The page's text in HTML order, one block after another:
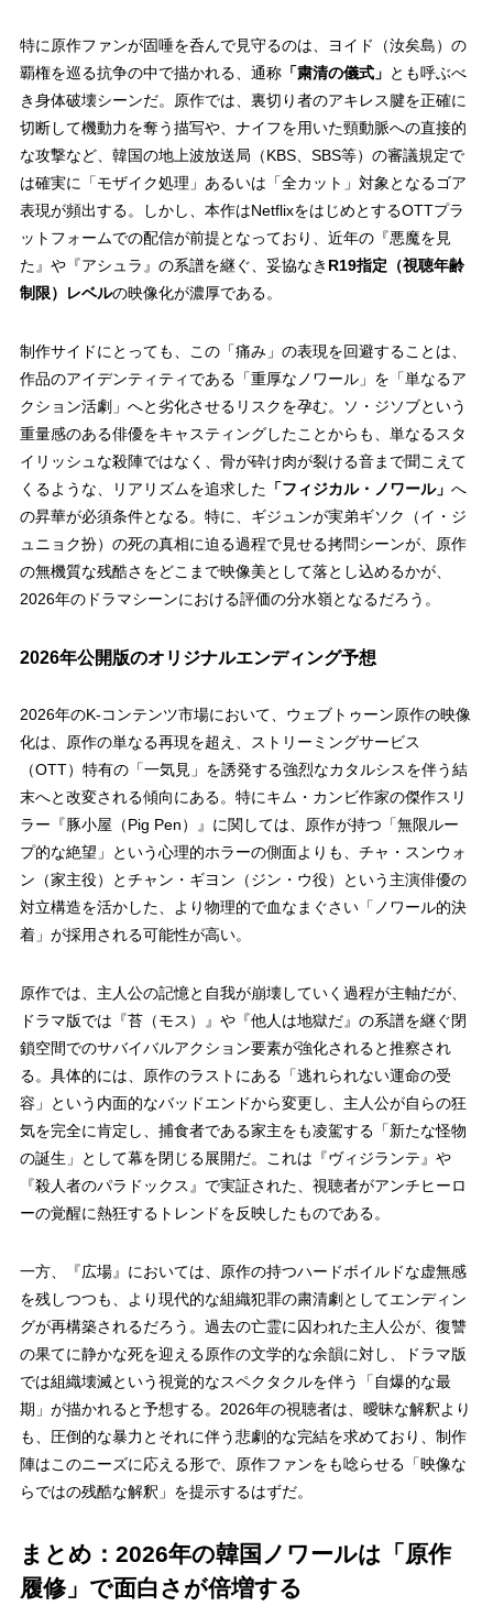
特に原作ファンが固唾を呑んで見守るのは、ヨイド（汝矣島）の
覇権を巡る抗争の中で描かれる、通称「粛清の儀式」 とも呼ぶべ
き身体破壊シーンだ。原作では、裏切り者のアキレス腱を正確に
切断して機動力を奪う描写や、ナイフを用いた頸動脈への直接的
な攻撃など、韓国の地上波放送局（KBS、SBS等）の審議規定で
は確実に「モザイク処理」あるいは「全カット」対象となるゴア
表現が頻出する。しかし、本作はNetflixをはじめとするOTTプラ
ットフォームでの配信が前提となっており、近年の『悪魔を見
た』や『アシュラ』の系譜を継ぐ、妥協なき R19指定（視聴年齢
制限）レベルの映像化が濃厚である。
制作サイドにとっても、この「痛み」の表現を回避することは、
作品のアイデンティティである「重厚なノワール」を「単なるア
クション活劇」へと劣化させるリスクを孕む。ソ・ジソブという
重量感のある俳優をキャスティングしたことからも、単なるスタ
イリッシュな殺陣ではなく、骨が砕け肉が裂ける音まで聞こえて
くるような、リアリズムを追求した 「フィジカル・ノワール」 へ
の昇華が必須条件となる。特に、ギジュンが実弟ギソク（イ・ジ
ュニョク扮）の死の真相に迫る過程で見せる拷問シーンが、原作
の無機質な残酷さをどこまで映像美として落とし込めるかが、
2026年のドラマシーンにおける評価の分水嶺となるだろう。
2026年公開版のオリジナルエンディング予想
2026年のK-コンテンツ市場において、ウェブトゥーン原作の映像
化は、原作の単なる再現を超え、ストリーミングサービス
（OTT）特有の「一気見」を誘発する強烈なカタルシスを伴う結
末へと改変される傾向にある。特にキム・カンビ作家の傑作スリ
ラー『豚小屋（Pig Pen）』に関しては、原作が持つ「無限ルー
プ的な絶望」という心理的ホラーの側面よりも、チャ・スンウォ
ン（家主役）とチャン・ギヨン（ジン・ウ役）という主演俳優の
対立構造を活かした、より物理的で血なまぐさい「ノワール的決
着」が採用される可能性が高い。
原作では、主人公の記憶と自我が崩壊していく過程が主軸だが、
ドラマ版では『苔（モス）』や『他人は地獄だ』の系譜を継ぐ閉
鎖空間でのサバイバルアクション要素が強化されると推察され
る。具体的には、原作のラストにある「逃れられない運命の受
容」という内面的なバッドエンドから変更し、主人公が自らの狂
気を完全に肯定し、捕食者である家主をも凌駕する「新たな怪物
の誕生」として幕を閉じる展開だ。これは『ヴィジランテ』や
『殺人者のパラドックス』で実証された、視聴者がアンチヒーロ
ーの覚醒に熱狂するトレンドを反映したものである。
一方、『広場』においては、原作の持つハードボイルドな虚無感
を残しつつも、より現代的な組織犯罪の粛清劇としてエンディン
グが再構築されるだろう。過去の亡霊に囚われた主人公が、復讐
の果てに静かな死を迎える原作の文学的な余韻に対し、ドラマ版
では組織壊滅という視覚的なスペクタクルを伴う「自爆的な最
期」が描かれると予想する。2026年の視聴者は、曖昧な解釈より
も、圧倒的な暴力とそれに伴う悲劇的な完結を求めており、制作
陣はこのニーズに応える形で、原作ファンをも唸らせる「映像な
らではの残酷な解釈」を提示するはずだ。
まとめ：2026年の韓国ノワールは「原作
履修」で面白さが倍増する